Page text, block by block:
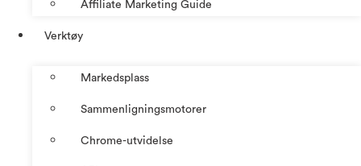
Affiliate Marketing Guide
Verktøy
Markedsplass
Sammenligningsmotorer
Chrome-utvidelse